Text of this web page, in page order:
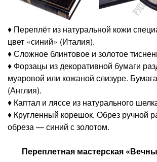
♦ Переплёт из натуральной кожи
цвет «синий» (Италия).
♦ Сложное блинтовое и золотое
♦ Форзацы из декоративной бумаги
муаровой или кожаной слизуре.
(Англия).
♦ Каптал и ляссе из натурального
♦ Кругленный корешок. Обрез ручной
обреза — синий с золотом.
Переплетная мастерская